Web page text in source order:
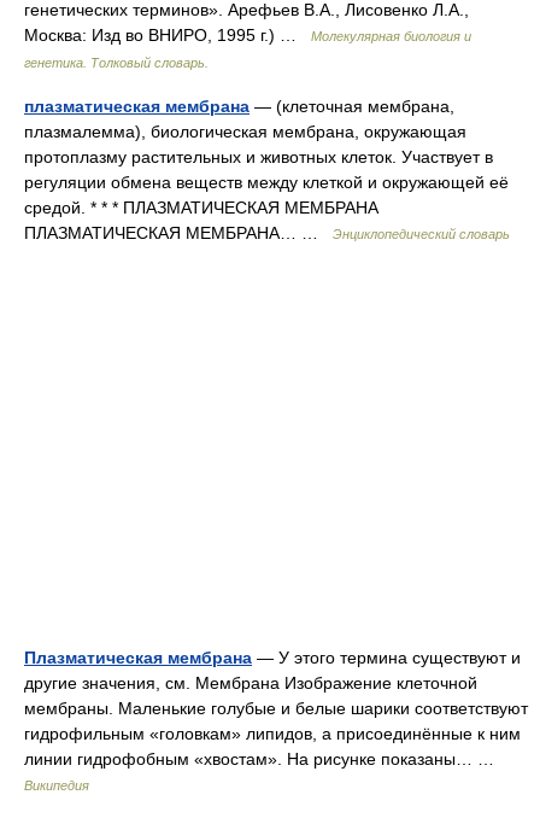
генетических терминов». Арефьев В.А., Лисовенко Л.А.,
Москва: Изд во ВНИРО, 1995 г.) …
Молекулярная биология и
генетика. Толковый словарь.
плазматическая мембрана — (клеточная мембрана,
плазмалемма), биологическая мембрана, окружающая
протоплазму растительных и животных клеток. Участвует в
регуляции обмена веществ между клеткой и окружающей её
средой. * * * ПЛАЗМАТИЧЕСКАЯ МЕМБРАНА
ПЛАЗМАТИЧЕСКАЯ МЕМБРАНА… …
Энциклопедический словарь
Плазматическая мембрана — У этого термина существуют и
другие значения, см. Мембрана Изображение клеточной
мембраны. Маленькие голубые и белые шарики соответствуют
гидрофильным «головкам» липидов, а присоединённые к ним
линии гидрофобным «хвостам». На рисунке показаны… …
Википедия